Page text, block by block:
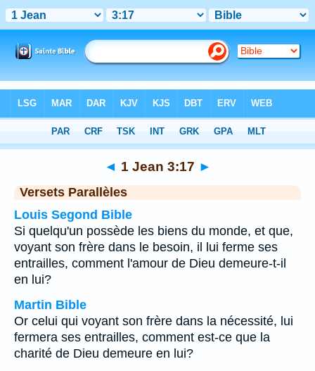
Chapitre 3> Verset 17
◄ 1 Jean 3:17 ►
Versets Parallèles
Louis Segond Bible
Si quelqu'un possède les biens du monde, et que,
voyant son frère dans le besoin, il lui ferme ses
entrailles, comment l'amour de Dieu demeure-t-il
en lui?
Martin Bible
Or celui qui voyant son frère dans la nécessité, lui
fermera ses entrailles, comment est-ce que la
charité de Dieu demeure en lui?